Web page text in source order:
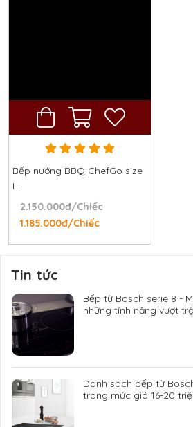
Bếp nướng BBQ ChefGo size
L
2.150.000đ/Chiếc
1.185.000đ/Chiếc
Tin tức
Bếp từ Bosch serie 8 -
những tính năng vượt
Danh sách bếp từ
trong mức giá 16-20